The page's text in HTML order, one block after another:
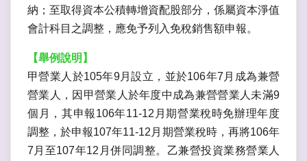
納；至取得資本公積轉增資配股部分，係屬資本淨值
會計科目之調整，應免予列入免稅銷售額申報。
【舉例說明】
甲營業人於105年9月設立，並於106年7月成為兼營
營業人，因甲營業人於年度中成為兼營營業人未滿9
個月，其申報106年11-12月期營業稅時免辦理年度
調整，於申報107年11-12月期營業稅時，再將106年
7月至107年12月併同調整。乙兼營投資業務營業人